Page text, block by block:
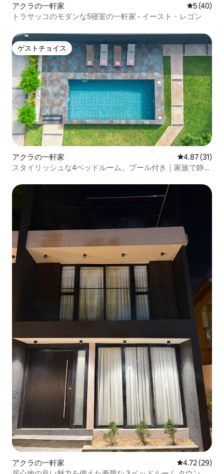
アクラの一軒家 レビュー
5 (40)
トラサッコのモダンな5寝室の一軒家 - イースト・レゴン
ゲストチョイス
ゲストチョイス
アクラの一軒家 レビュー31
4.87 (31)
スタイリッシュな4ベッドルーム、プール付き｜家族で静か
アクラの一軒家 レビュー29
4.72 (29)